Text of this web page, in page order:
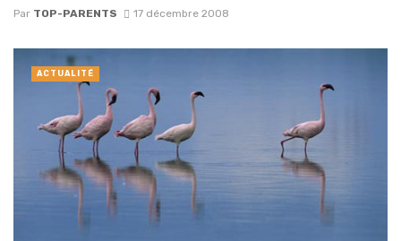
Par TOP-PARENTS 17 décembre 2008
ACTUALITÉ